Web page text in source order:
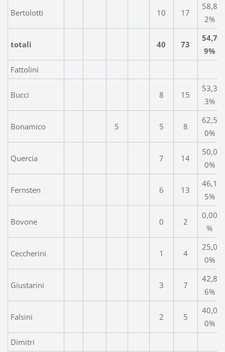
Bertolotti 10 17
58,8
2%
totali 40 73
54,7
9%
Fattolini
Bucci 8 15
53,3
3%
Bonamico 5 5 8
62,5
0%
Quercia 7 14
50,0
0%
Fernsten 6 13
46,1
5%
Bovone 0 2
0,00
%
Ceccherini 1 4
25,0
0%
Giustarini 3 7
42,8
6%
Falsini 2 5
40,0
0%
Dimitri